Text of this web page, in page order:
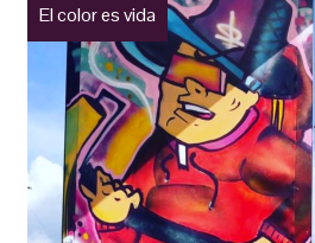
El color es vida